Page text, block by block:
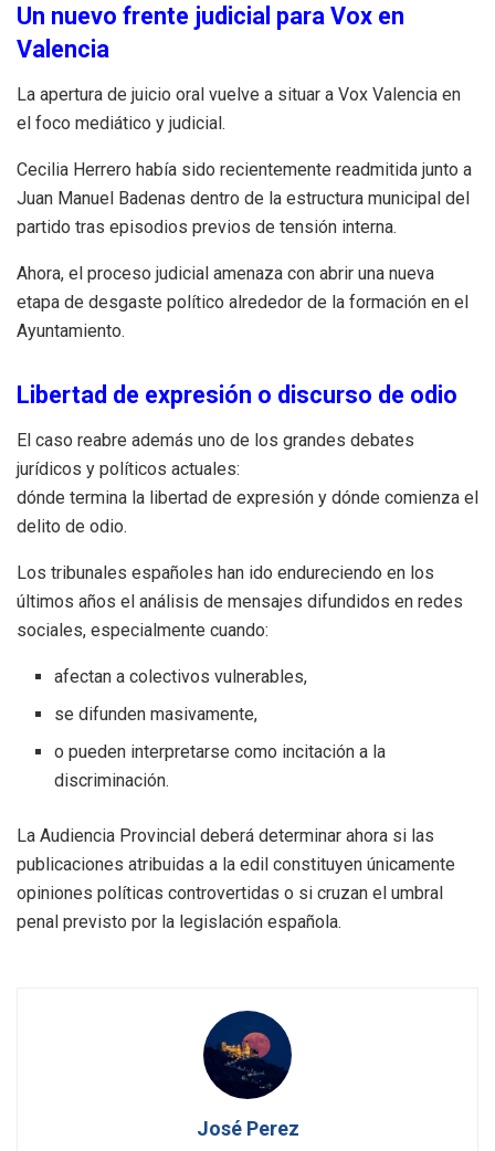
Un nuevo frente judicial para Vox en
Valencia
La apertura de juicio oral vuelve a situar a Vox Valencia en
el foco mediático y judicial.
Cecilia Herrero había sido recientemente readmitida junto a
Juan Manuel Badenas dentro de la estructura municipal del
partido tras episodios previos de tensión interna.
Ahora, el proceso judicial amenaza con abrir una nueva
etapa de desgaste político alrededor de la formación en el
Ayuntamiento.
Libertad de expresión o discurso de odio
El caso reabre además uno de los grandes debates
jurídicos y políticos actuales:
dónde termina la libertad de expresión y dónde comienza el
delito de odio.
Los tribunales españoles han ido endureciendo en los
últimos años el análisis de mensajes difundidos en redes
sociales, especialmente cuando:
afectan a colectivos vulnerables,
se difunden masivamente,
o pueden interpretarse como incitación a la
discriminación.
La Audiencia Provincial deberá determinar ahora si las
publicaciones atribuidas a la edil constituyen únicamente
opiniones políticas controvertidas o si cruzan el umbral
penal previsto por la legislación española.
José Perez